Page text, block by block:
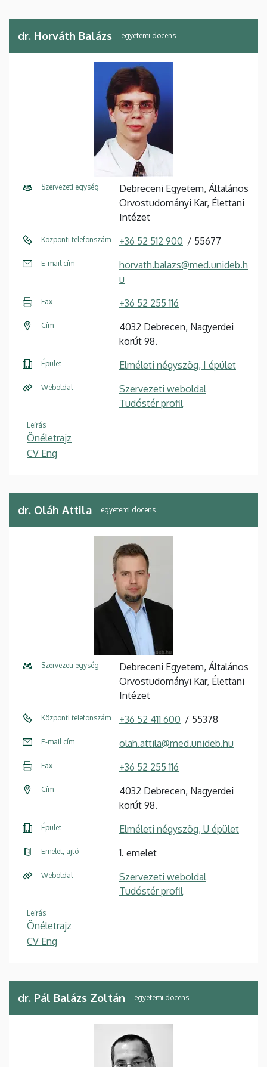
dr. Horváth Balázs egyetemi docens
Szervezeti egység
Debreceni Egyetem, Általános
Orvostudományi Kar, Élettani
Intézet
Központi telefonszám +36 52 512 900 55677
E-mail cím
horvath.balazs@med.unideb.h
u
Fax +36 52 255 116
Cím
4032 Debrecen, Nagyerdei
körút 98.
Épület Elméleti négyszög, I épület
Weboldal
Szervezeti weboldal
Tudóstér profil
Leírás
Önéletrajz
CV Eng
dr. Oláh Attila egyetemi docens
Szervezeti egység
Debreceni Egyetem, Általános
Orvostudományi Kar, Élettani
Intézet
Központi telefonszám +36 52 411 600 55378
E-mail cím olah.attila@med.unideb.hu
Fax +36 52 255 116
Cím
4032 Debrecen, Nagyerdei
körút 98.
Épület Elméleti négyszög, U épület
Emelet, ajtó 1. emelet
Weboldal
Szervezeti weboldal
Tudóstér profil
Leírás
Önéletrajz
CV Eng
dr. Pál Balázs Zoltán egyetemi docens